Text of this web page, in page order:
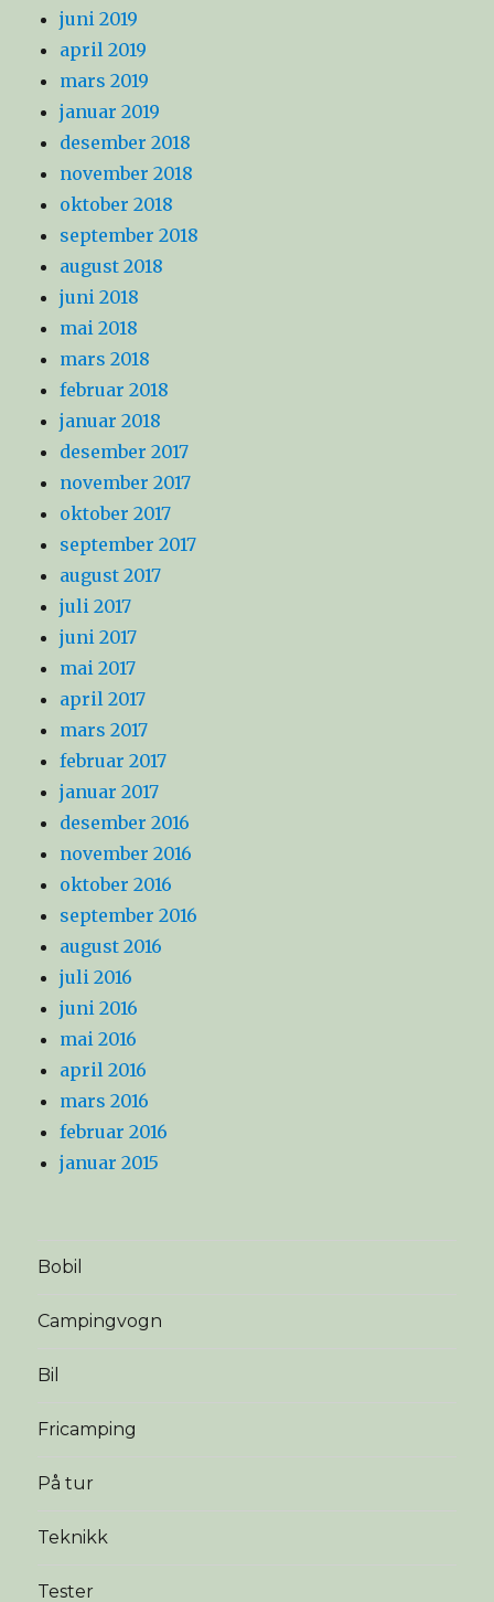
juni 2019
april 2019
mars 2019
januar 2019
desember 2018
november 2018
oktober 2018
september 2018
august 2018
juni 2018
mai 2018
mars 2018
februar 2018
januar 2018
desember 2017
november 2017
oktober 2017
september 2017
august 2017
juli 2017
juni 2017
mai 2017
april 2017
mars 2017
februar 2017
januar 2017
desember 2016
november 2016
oktober 2016
september 2016
august 2016
juli 2016
juni 2016
mai 2016
april 2016
mars 2016
februar 2016
januar 2015
Bobil
Campingvogn
Bil
Fricamping
På tur
Teknikk
Tester